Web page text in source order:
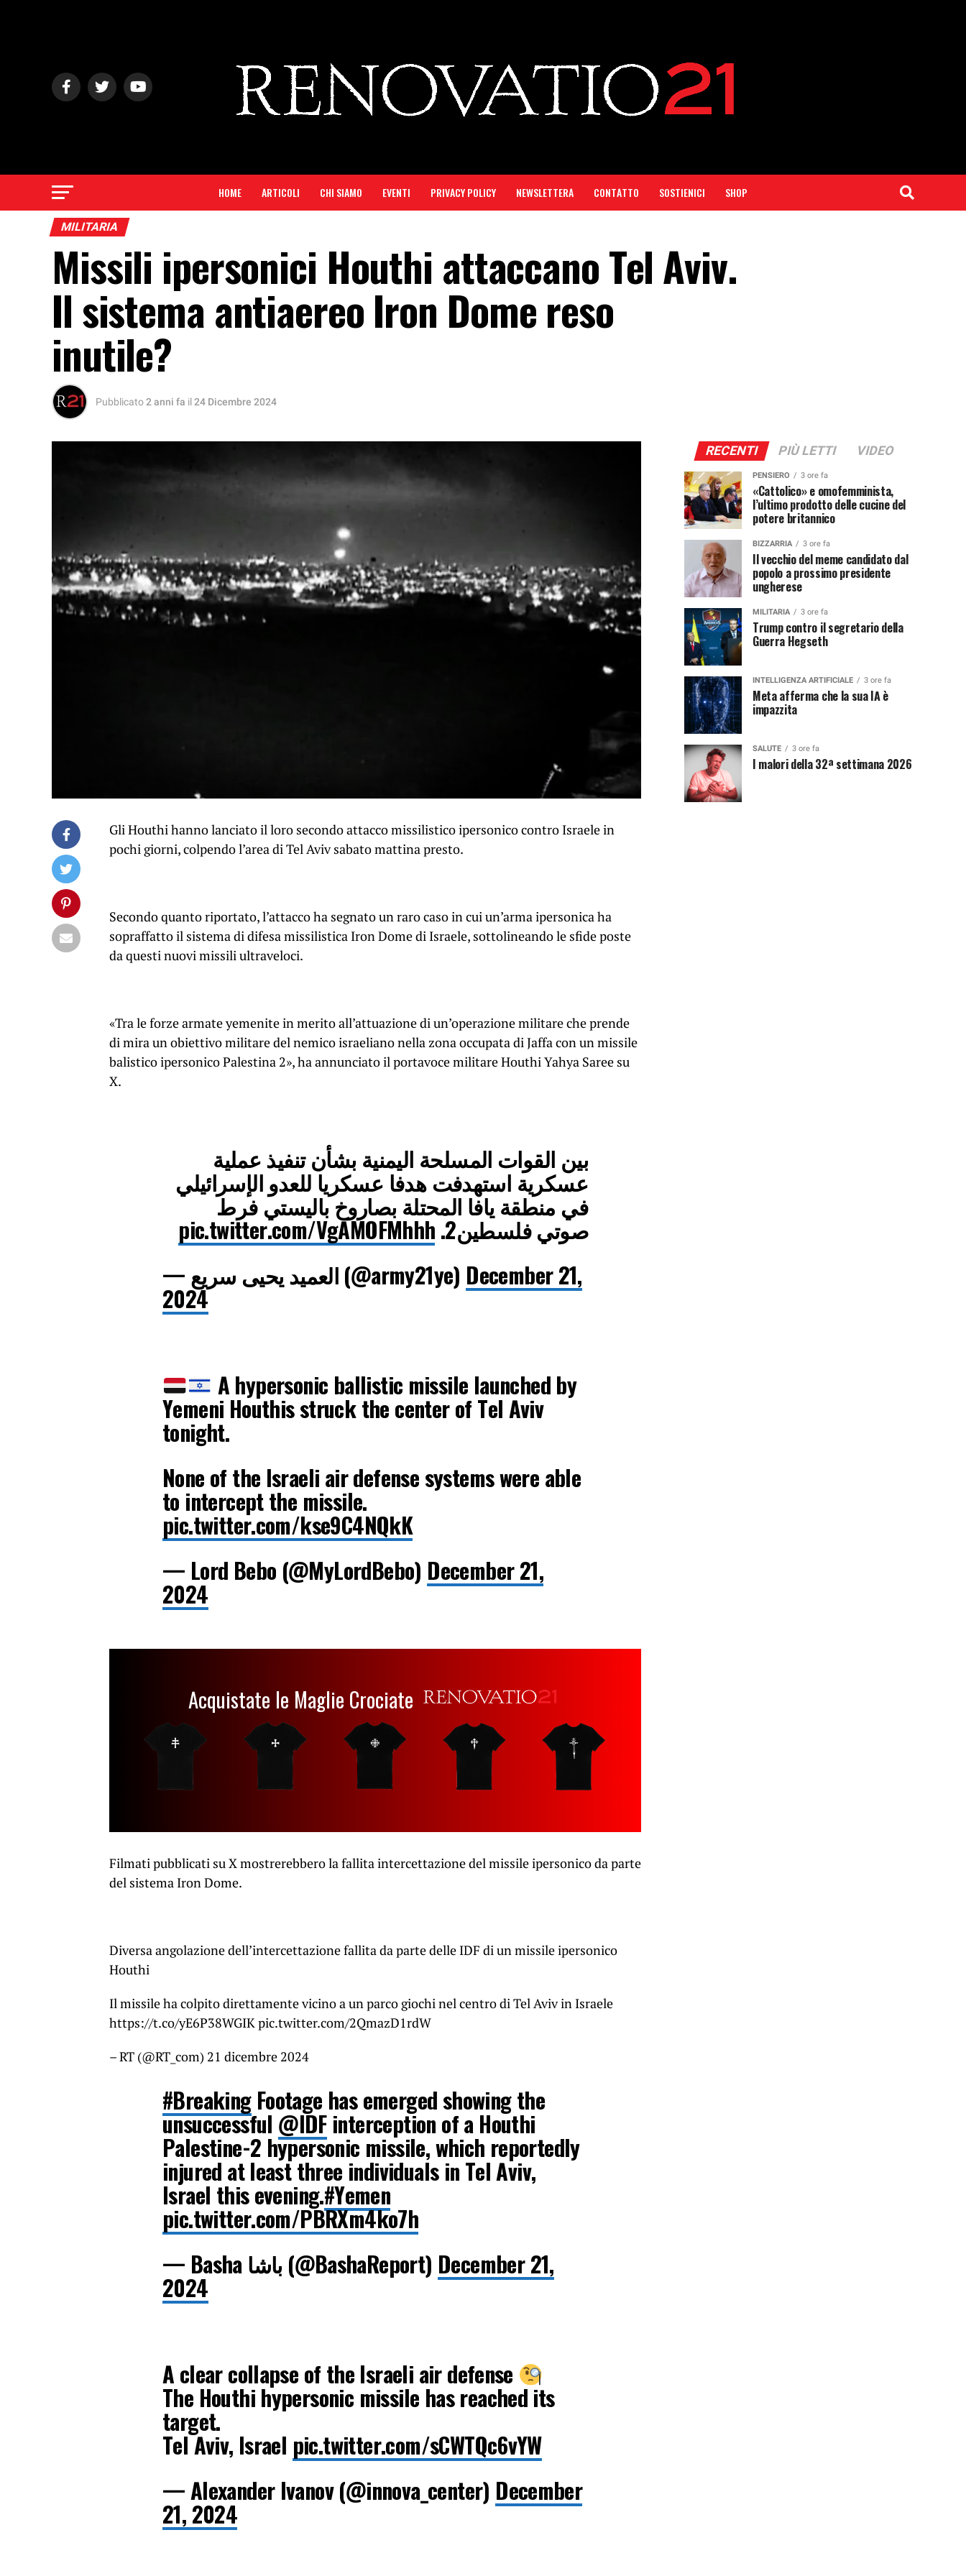
HOME ARTICOLI CHI SIAMO EVENTI PRIVACY POLICY NEWSLETTERA CONTATTO SOSTIENICI SHOP
MILITARIA
Missili ipersonici Houthi attaccano Tel Aviv.
Il sistema antiaereo Iron Dome reso
inutile?
Pubblicato2 anni fa il24 Dicembre 2024
Gli Houthi hanno lanciato il loro secondo attacco missilistico ipersonico contro Israele in
pochi giorni, colpendo l’area di Tel Aviv sabato mattina presto.
Secondo quanto riportato, l’attacco ha segnato un raro caso in cui un’arma ipersonica ha
sopraffatto il sistema di difesa missilistica Iron Dome di Israele, sottolineando le sfide poste
da questi nuovi missili ultraveloci.
«Tra le forze armate yemenite in merito all’attuazione di un’operazione militare che prende
di mira un obiettivo militare del nemico israeliano nella zona occupata di Jaffa con un missile
balistico ipersonico Palestina 2», ha annunciato il portavoce militare Houthi Yahya Saree su
X.
بين القوات المسلحة اليمنية بشأن تنفيذ عملية
عسكرية استهدفت هدفا عسكريا للعدو الإسرائيلي
في منطقة يافا المحتلة بصاروخ باليستي فرط
صوتي فلسطين2.
pic.twitter.com/VgAMOFMhhh
— العميد يحيى سريع (@army21ye) December 21,
2024
A hypersonic ballistic missile launched by
Yemeni Houthis struck the center of Tel Aviv
tonight.
None of the Israeli air defense systems were able
to intercept the missile.
pic.twitter.com/kse9C4NQkK
— Lord Bebo (@MyLordBebo) December 21,
2024
Acquistate le Maglie Crociate
Filmati pubblicati su X mostrerebbero la fallita intercettazione del missile ipersonico da parte
del sistema Iron Dome.
Diversa angolazione dell’intercettazione fallita da parte delle IDF di un missile ipersonico
Houthi
Il missile ha colpito direttamente vicino a un parco giochi nel centro di Tel Aviv in Israele
https://t.co/yE6P38WGIK pic.twitter.com/2QmazD1rdW
– RT (@RT_com) 21 dicembre 2024
#BreakingFootage has emerged showing the
unsuccessful @IDFinterception of a Houthi
Palestine-2 hypersonic missile, which reportedly
injured at least three individuals in Tel Aviv,
Israel this evening.#Yemen
pic.twitter.com/PBRXm4ko7h
— Basha باشا (@BashaReport) December 21,
2024
A clear collapse of the Israeli air defense
The Houthi hypersonic missile has reached its
target.
Tel Aviv, Israel pic.twitter.com/sCWTQc6vYW
— Alexander Ivanov (@innova_center) December
21, 2024
RECENTI PIÙ LETTI VIDEO
PENSIERO 3 ore fa
«Cattolico» e omofemminista,
l’ultimo prodotto delle cucine del
potere britannico
BIZZARRIA 3 ore fa
Il vecchio del meme candidato dal
popolo a prossimo presidente
ungherese
MILITARIA 3 ore fa
Trump contro il segretario della
Guerra Hegseth
INTELLIGENZA ARTIFICIALE 3 ore fa
Meta afferma che la sua IA è
impazzita
SALUTE 3 ore fa
I malori della 32ª settimana 2026